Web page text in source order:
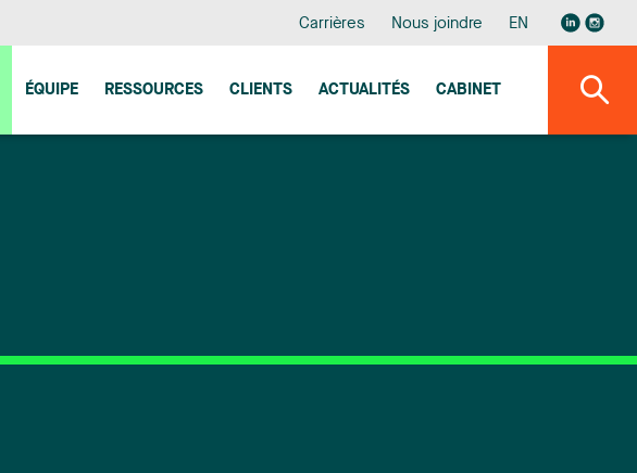
Carrières Nous joindre EN
ÉQUIPE RESSOURCES CLIENTS ACTUALITÉS CABINET